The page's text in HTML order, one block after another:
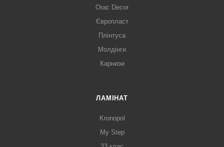
Orac Decor
Європласт
Плінтуса
Молдінги
Карнизи
ЛАМІНАТ
Kronopol
My Step